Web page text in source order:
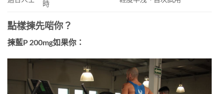
時
點樣揀先啱你？
揀藍P 200mg如果你：